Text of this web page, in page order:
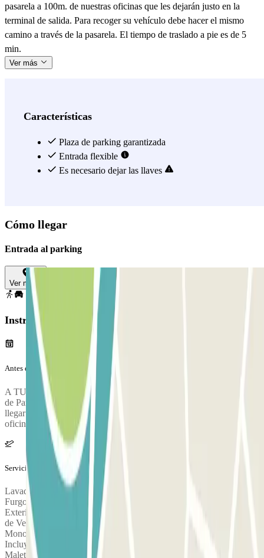
pasarela a 100m. de nuestras oficinas que les dejarán justo en la
terminal de salida. Para recoger su vehículo debe hacer el mismo
camino a través de la pasarela. El tiempo de traslado a pie es de 5
min.
Ver más
Características
Plaza de parking garantizada
Entrada flexible
Es necesario dejar las llaves
Cómo llegar
Entrada al parking
Ver mapa
Instrucciones
Antes de tu viaje
A TU LLEGADA: Conduce hasta las oficinas y muestra tu reserva
de Parclick. Una vez hayas validado y aparcado tu coche, para
llegar al aeropuerto tendrás que cruzar una pasarela a 100m de las
oficinas que te llevarán justo a la terminal de salida.
Servicios extra (no incluidos en el precio)
Lavado Exterior: Turismos desde: 9,00 € Monovolumen – 4×4 –
Furgonetas Pequeñas desde: 12,00 € Incluye: Lavado de Carrocería
Exterior Limpieza de Llantas Restaurador de Neumáticos Limpieza
de Ventanas Lavado interior: Turismos desde: 26,00 €
Monovolumen – 4×4 – Furgonetas Pequeñas desde: 31,00 €
Incluye: Aspirado de Tapicería Aspirado de Alfombras Limpieza del
Maletero Encerado del Salpicadero Limpieza de Ventanas Lavado